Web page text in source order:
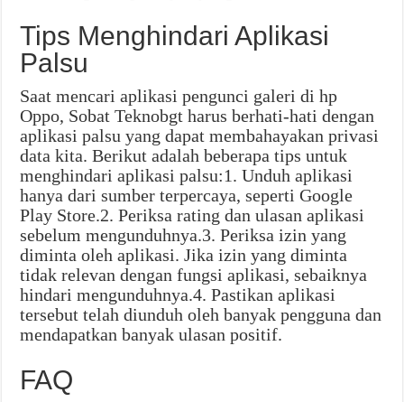
Tips Menghindari Aplikasi
Palsu
Saat mencari aplikasi pengunci galeri di hp
Oppo, Sobat Teknobgt harus berhati-hati dengan
aplikasi palsu yang dapat membahayakan privasi
data kita. Berikut adalah beberapa tips untuk
menghindari aplikasi palsu:1. Unduh aplikasi
hanya dari sumber terpercaya, seperti Google
Play Store.2. Periksa rating dan ulasan aplikasi
sebelum mengunduhnya.3. Periksa izin yang
diminta oleh aplikasi. Jika izin yang diminta
tidak relevan dengan fungsi aplikasi, sebaiknya
hindari mengunduhnya.4. Pastikan aplikasi
tersebut telah diunduh oleh banyak pengguna dan
mendapatkan banyak ulasan positif.
FAQ